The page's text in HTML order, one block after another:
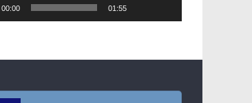
00:00 01:55